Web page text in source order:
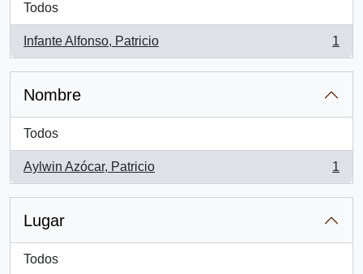
Todos
Infante Alfonso, Patricio
, 1 resultados
1
Nombre
Todos
Aylwin Azócar, Patricio
, 1 resultados
1
Lugar
Todos